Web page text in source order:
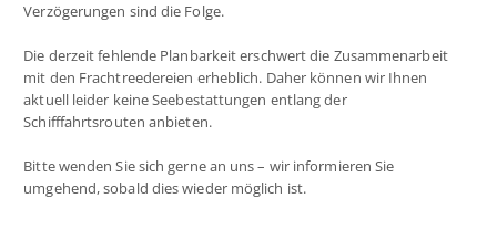
Verzögerungen sind die Folge.
Die derzeit fehlende Planbarkeit erschwert die Zusammenarbeit
mit den Frachtreedereien erheblich. Daher können wir Ihnen
aktuell leider keine Seebestattungen entlang der
Schifffahrtsrouten anbieten.
Bitte wenden Sie sich gerne an uns – wir informieren Sie
umgehend, sobald dies wieder möglich ist.